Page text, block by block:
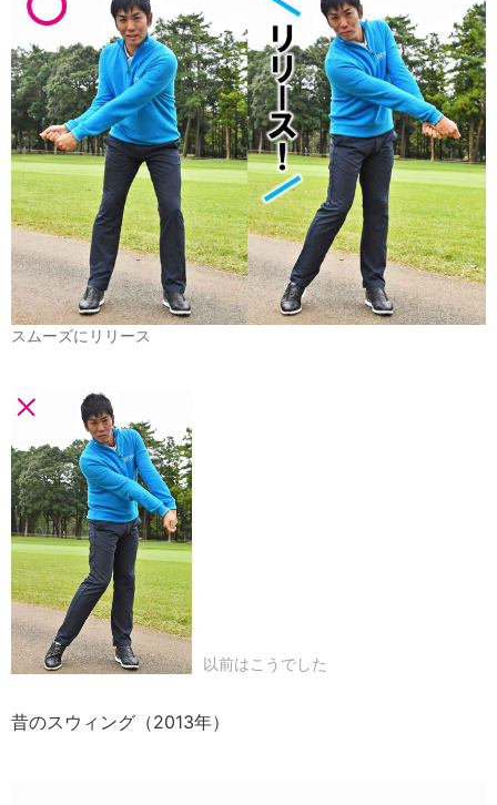
スムーズにリリース
以前はこうでした
昔のスウィング（2013年）